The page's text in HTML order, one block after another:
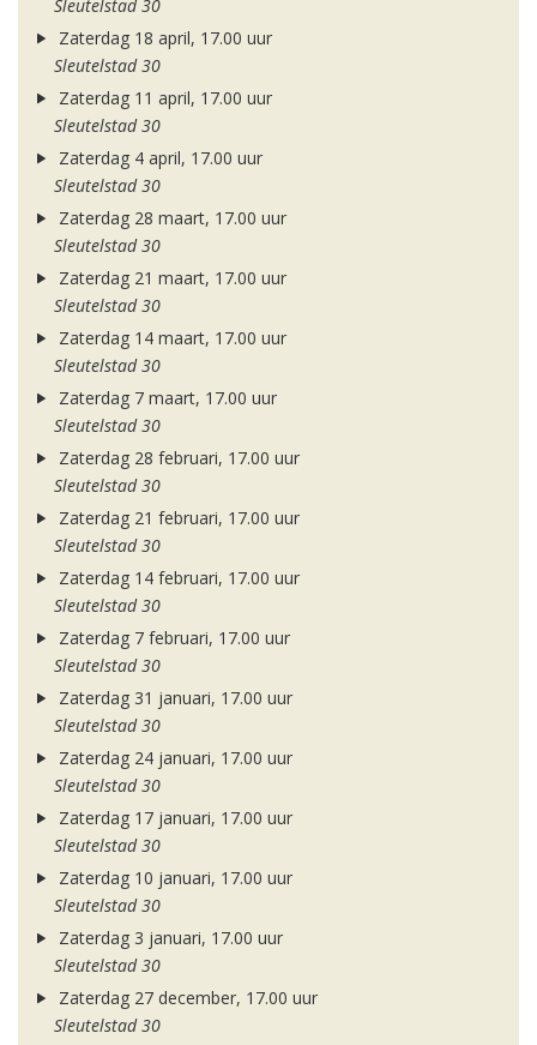
Sleutelstad 30
Zaterdag 18 april, 17.00 uur
Sleutelstad 30
Zaterdag 11 april, 17.00 uur
Sleutelstad 30
Zaterdag 4 april, 17.00 uur
Sleutelstad 30
Zaterdag 28 maart, 17.00 uur
Sleutelstad 30
Zaterdag 21 maart, 17.00 uur
Sleutelstad 30
Zaterdag 14 maart, 17.00 uur
Sleutelstad 30
Zaterdag 7 maart, 17.00 uur
Sleutelstad 30
Zaterdag 28 februari, 17.00 uur
Sleutelstad 30
Zaterdag 21 februari, 17.00 uur
Sleutelstad 30
Zaterdag 14 februari, 17.00 uur
Sleutelstad 30
Zaterdag 7 februari, 17.00 uur
Sleutelstad 30
Zaterdag 31 januari, 17.00 uur
Sleutelstad 30
Zaterdag 24 januari, 17.00 uur
Sleutelstad 30
Zaterdag 17 januari, 17.00 uur
Sleutelstad 30
Zaterdag 10 januari, 17.00 uur
Sleutelstad 30
Zaterdag 3 januari, 17.00 uur
Sleutelstad 30
Zaterdag 27 december, 17.00 uur
Sleutelstad 30